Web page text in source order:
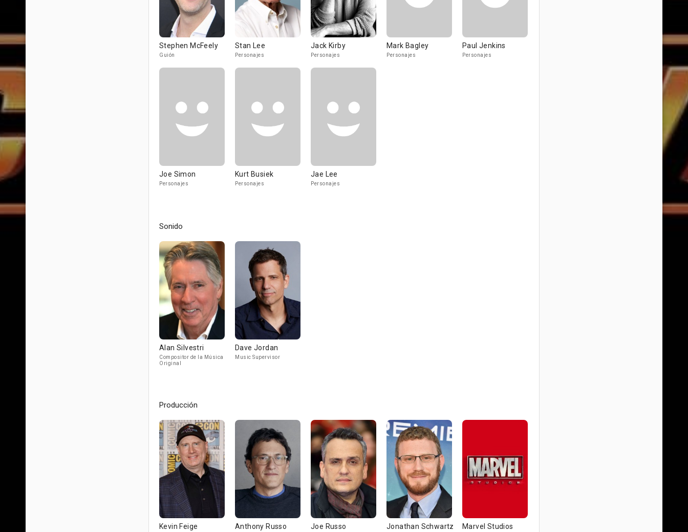
Stephen McFeely
Guión
Stan Lee
Personajes
Jack Kirby
Personajes
Mark Bagley
Personajes
Paul Jenkins
Personajes
Joe Simon
Personajes
Kurt Busiek
Personajes
Jae Lee
Personajes
Sonido
Alan Silvestri
Compositor de la Música
Original
Dave Jordan
Music Supervisor
Producción
Kevin Feige Anthony Russo Joe Russo Jonathan Schwartz Marvel Studios